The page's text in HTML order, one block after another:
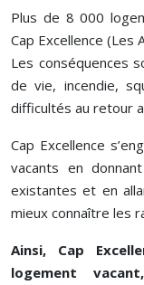
Plus de 8 000
Cap Excellence (Les
Les conséquences
de vie, incendie,
difficultés au retour
Cap Excellence
vacants en
existantes et en
mieux connaître les
Ainsi, Cap
logement